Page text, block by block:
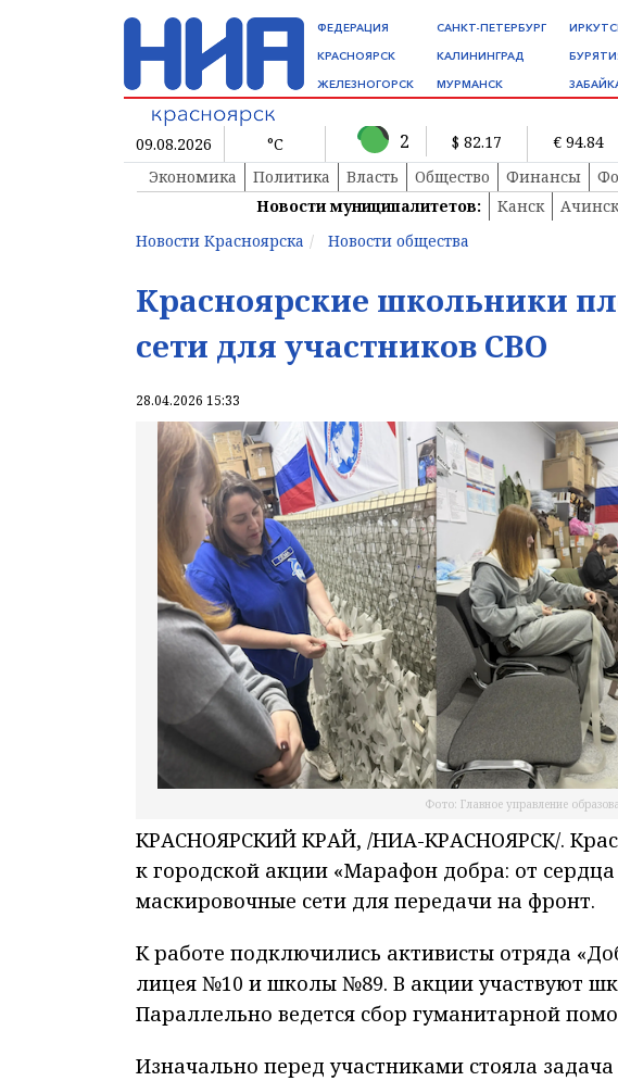
ФЕДЕРАЦИЯ
КРАСНОЯРСК
ЖЕЛЕЗНОГОРСК
САНКТ-ПЕТЕРБУРГ
КАЛИНИНГРАД
МУРМАНСК
09.08.2026 °C 2 $ 82.17 € 94.84
Экономика
Политика Власть Общество Финансы
Новости муниципалитетов:
Канск Ачинск
Новости Красноярска
Новости общества
Красноярские школьники
сети для участников СВО
28.04.2026 15:33
Фото: Главное управление
КРАСНОЯРСКИЙ КРАЙ, /НИА-КРАСНОЯРСК/.
к городской акции «Марафон добра: от
маскировочные сети для передачи на фронт.
К работе подключились активисты отряда
лицея №10 и школы №89. В акции участвуют
Параллельно ведется сбор гуманитарной
Изначально перед участниками стояла